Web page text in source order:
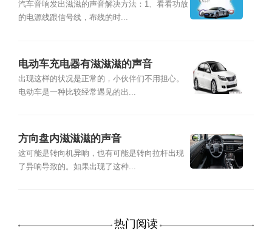
汽车音响发出滋滋的声音解决方法：1、看看功放
的电源线跟信号线，布线的时...
电动车充电器有滋滋滋的声音
出现这样的状况是正常的，小伙伴们不用担心。
电动车是一种比较经常遇见的出...
方向盘内滋滋滋的声音
这可能是转向机异响，也有可能是转向拉杆出现
了异响导致的。如果出现了这种...
热门阅读